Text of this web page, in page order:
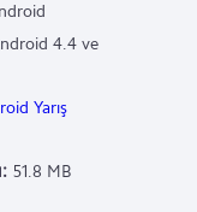
4.4 ve
Yarış
51.8 MB